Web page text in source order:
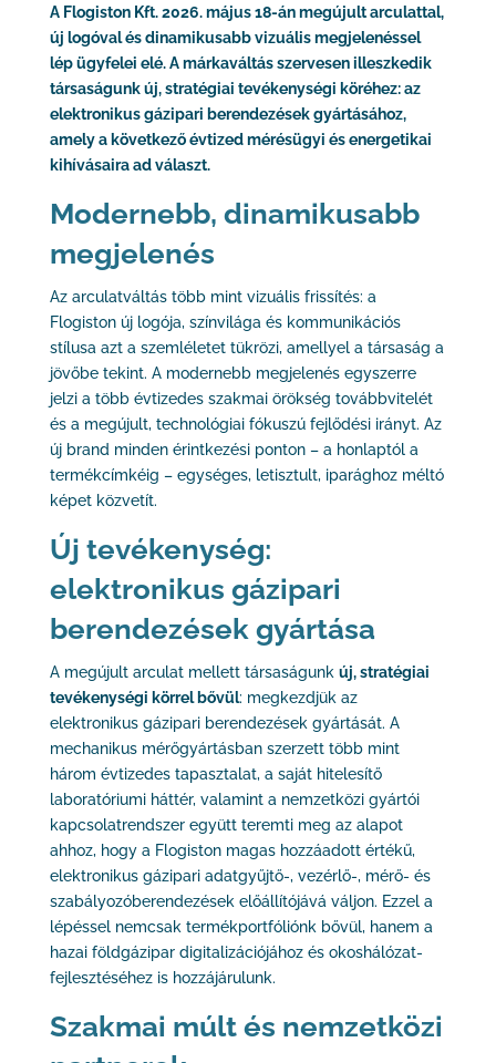
A Flogiston Kft. 2026. május 18-án megújult arculattal,
új logóval és dinamikusabb vizuális megjelenéssel
lép ügyfelei elé. A márkaváltás szervesen illeszkedik
társaságunk új, stratégiai tevékenységi köréhez: az
elektronikus gázipari berendezések gyártásához,
amely a következő évtized mérésügyi és energetikai
kihívásaira ad választ.
Modernebb, dinamikusabb
megjelenés
Az arculatváltás több mint vizuális frissítés: a
Flogiston új logója, színvilága és kommunikációs
stílusa azt a szemléletet tükrözi, amellyel a társaság a
jövőbe tekint. A modernebb megjelenés egyszerre
jelzi a több évtizedes szakmai örökség továbbvitelét
és a megújult, technológiai fókuszú fejlődési irányt. Az
új brand minden érintkezési ponton – a honlaptól a
termékcímkéig – egységes, letisztult, iparághoz méltó
képet közvetít.
Új tevékenység:
elektronikus gázipari
berendezések gyártása
A megújult arculat mellett társaságunk új, stratégiai
tevékenységi körrel bővül: megkezdjük az
elektronikus gázipari berendezések gyártását. A
mechanikus mérőgyártásban szerzett több mint
három évtizedes tapasztalat, a saját hitelesítő
laboratóriumi háttér, valamint a nemzetközi gyártói
kapcsolatrendszer együtt teremti meg az alapot
ahhoz, hogy a Flogiston magas hozzáadott értékű,
elektronikus gázipari adatgyűjtő-, vezérlő-, mérő- és
szabályozóberendezések előállítójává váljon. Ezzel a
lépéssel nemcsak termékportfóliónk bővül, hanem a
hazai földgázipar digitalizációjához és okoshálózat-
fejlesztéséhez is hozzájárulunk.
Szakmai múlt és nemzetközi